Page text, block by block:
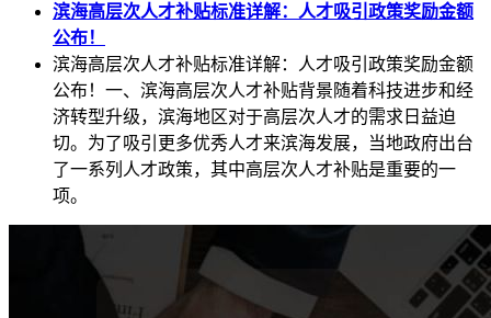
滨海高层次人才补贴标准详解：人才吸引政策奖励金额
公布！
滨海高层次人才补贴标准详解：人才吸引政策奖励金额
公布！一、滨海高层次人才补贴背景随着科技进步和经
济转型升级，滨海地区对于高层次人才的需求日益迫
切。为了吸引更多优秀人才来滨海发展，当地政府出台
了一系列人才政策，其中高层次人才补贴是重要的一
项。